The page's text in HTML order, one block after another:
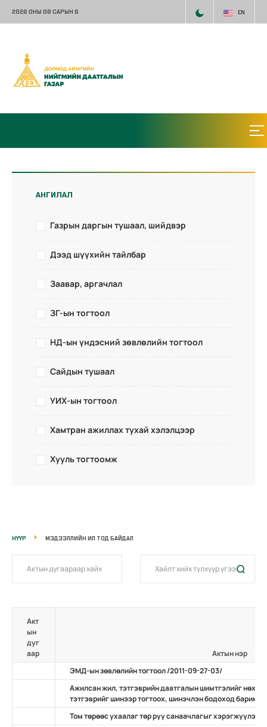
2026 ОНЫ 08 САРЫН 6 EN
АНГИЛАЛ
Газрын даргын тушаал, шийдвэр
Дээд шүүхийн тайлбар
Заавар, аргачлал
ЗГ-ын тогтоол
НД-ын үндэсний зөвлөлийн тогтоол
Сайдын тушаал
УИХ-ын тогтоол
Хамтран ажиллах тухай хэлэлцээр
Хууль тогтоомж
НҮҮР МЭДЭЭЛЛИЙН ИЛ ТОД БАЙДАЛ
Акт
ын
дуг
аар
Актын нэр
ЭМД-ын зөвлөлийн тогтоол /2011-09-27-03/
Ажилсан жил, тэтгэврийн даатгалын шимтгэлийг нөхөн
тэтгэврийг шинээр тогтоох, шинэчлэн бодоход
Том төрөөс ухаалаг төр рүү санаачлагыг хэрэгжүүлэх